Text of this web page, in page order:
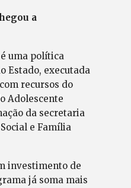
a
é uma política
Estado, executada
recursos do
Adolescente
da secretaria
e Família
investimento de
já soma mais